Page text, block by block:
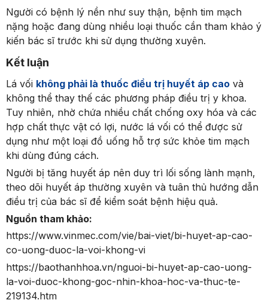
Người có bệnh lý nền như suy thận, bệnh tim mạch
nặng hoặc đang dùng nhiều loại thuốc cần tham khảo ý
kiến bác sĩ trước khi sử dụng thường xuyên.
Kết luận
Lá vối không phải là thuốc điều trị huyết áp cao và
không thể thay thế các phương pháp điều trị y khoa.
Tuy nhiên, nhờ chứa nhiều chất chống oxy hóa và các
hợp chất thực vật có lợi, nước lá vối có thể được sử
dụng như một loại đồ uống hỗ trợ sức khỏe tim mạch
khi dùng đúng cách.
Người bị tăng huyết áp nên duy trì lối sống lành mạnh,
theo dõi huyết áp thường xuyên và tuân thủ hướng dẫn
điều trị của bác sĩ để kiểm soát bệnh hiệu quả.
Nguồn tham khảo:
https://www.vinmec.com/vie/bai-viet/bi-huyet-ap-cao-
co-uong-duoc-la-voi-khong-vi
https://baothanhhoa.vn/nguoi-bi-huyet-ap-cao-uong-
la-voi-duoc-khong-goc-nhin-khoa-hoc-va-thuc-te-
219134.htm